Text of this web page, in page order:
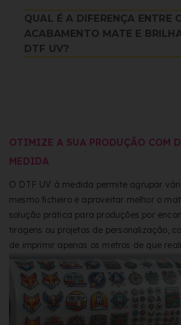
QUAL É A DIFERENÇA ENTRE
ACABAMENTO MATE E
DTF UV?
OTIMIZE A SUA PRODUÇÃO COM
MEDIDA
O DTF UV à medida permite agrupar
mesmo ficheiro e aproveitar melhor o
solução prática para produções por
tiragens ou projetos de personalização,
de imprimir apenas os metros de que